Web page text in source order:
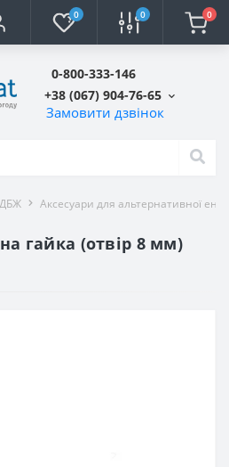
0 0 0
0-800-333-146
+38 (067) 904-76-65
Замовити дзвінок
ДБЖ Аксесуари для альтернативної
гайка (отвір 8 мм)